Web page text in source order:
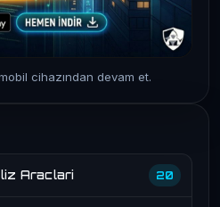
cihazından devam et.
Araclari 20